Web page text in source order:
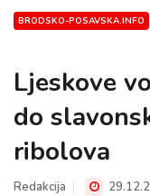
BRODSKO-POSAVSKA.INFO
Ljeskove
do
ribolova
Redakcija